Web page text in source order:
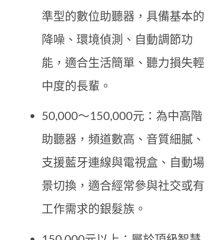
準型的數位助聽器，具備基本的
降噪、環境偵測、自動調節功
能，適合生活簡單、聽力損失輕
中度的長輩。
50,000～150,000元：為中高階
助聽器，頻道數高、音質細膩、
支援藍牙連線與電視盒、自動場
景切換，適合經常參與社交或有
工作需求的銀髮族。